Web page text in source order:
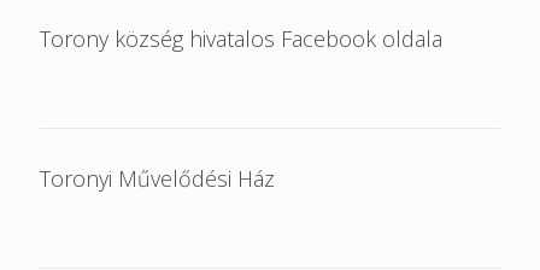
Torony község hivatalos Facebook oldala
Toronyi Művelődési Ház